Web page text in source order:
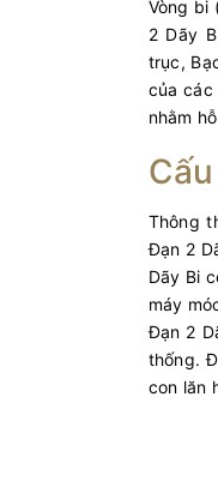
Vòng bi
2 Dãy
trục,
của các
nhằm
Thông
Đạn 2
Dãy Bi
máy
Đạn 2
thống.
con lăn